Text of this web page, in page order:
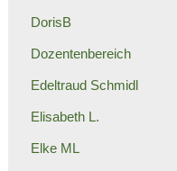
DorisB
Dozentenbereich
Edeltraud Schmidl
Elisabeth L.
Elke ML